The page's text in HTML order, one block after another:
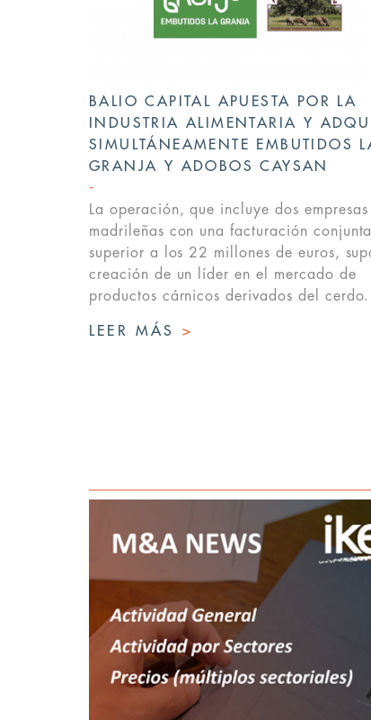
BALIO CAPITAL APUESTA POR LA
INDUSTRIA ALIMENTARIA Y
SIMULTÁNEAMENTE EMBUTIDOS
GRANJA Y ADOBOS CAYSAN
La operación, que incluye dos empresas
madrileñas con una facturación conjunta
superior a los 22 millones de euros,
creación de un líder en el mercado de
productos cárnicos derivados del cerdo.
LEER MÁS >